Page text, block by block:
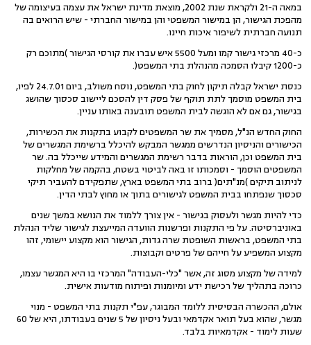
במאה ה-21 ולקראת שנת 2002, מוצאת מדינת ישראל את עצמה בעיצומה של
מהפכת הגישור, הן במישור המשפטי והן במישור החברתי - שיש הרואים בה
תנועה חברתית לשיפור איכות חיינו.
כ-40 מרכזי גישור קמו ומעל 5500 איש עברו את קורסי הגישור )מתוכם רק
כ-1200 קיבלו הסמכה מהנהלת בתי המשפט(.
כנסת ישראל קבלה תיקון לחוק בתי המשפט, נוסח משולב, ביום 24.7.01 לפיו,
בית המשפט מוסמך לתת תוקף של פסק דין להסכם ליישוב סכסוך שהושג
בגישור, גם אם לא הוגשה לבית המשפט תובענה באותו עניין.
החוק החדש הנ"ל, מסמיך את שר המשפטים לקבוע בתקנות את הכשירות,
הכישורים והניסיון הנדרשים ממגשר המבקש להיכלל ברשימת המגשרים של
בית המשפט וכן, הוראות בדבר רשימת המגשרים והמידע שייכלל בה. שר
המשפטים הוסמך - וסמכותו זו באה לביטוי בשטח, בהקמה של מחלקות
לניתוב תיקים )מנ"תים( ברוב בתי המשפט בארץ, שתפקידם להעביר תיקי
סכסוך שנפתחו בבית המשפט לגישורים בתוך או מחוץ לבתי הדין.
כדי להיות מגשר ולעסוק בגישור - אין צורך ללמוד את הנושא במשך שנים
באוניברסיטה. על פי התקנות ופרשנות הוועדה המייעצת לגישור שליד הנהלת
בתי המשפט, בראשות השופטת שרה גדות, הגישור הוא מקצוע יישומי, זהו
מקצוע המשפיע על חייהם של פרטים וקבוצות.
למידה של מקצוע מסוג זה, אשר "כלי-העבודה" המרכזי בו היא המגשר עצמו,
כרוכה בתהליך של רכישת ידע ומיומנות ופיתוח מודעות אישית.
אולם, ההכשרה הבסיסית ללומד המבוגר, עפ"י תקנות בתי המשפט - מנוי
מגשר, שהוא בעל תואר אקדמאי ובעל ניסיון של 5 שנים בעבודתו, היא של 60
שעות לימוד - אקדמאיות בלבד.